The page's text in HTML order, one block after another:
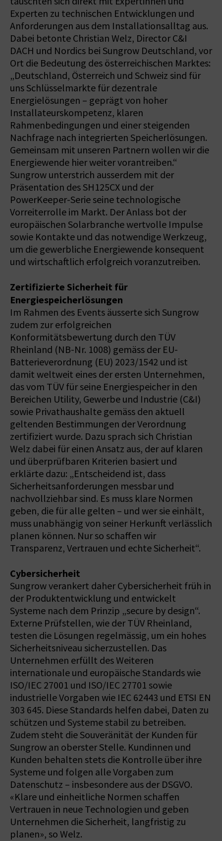
Experten zu technischen Entwicklungen und
Anforderungen aus dem Installationsalltag aus.
Dabei betonte Christian Welz, Director C&I
DACH und Nordics bei Sungrow Deutschland, vor
Ort die Bedeutung des österreichischen Marktes:
„Deutschland, Österreich und Schweiz sind für
uns Schlüsselmarkte für dezentrale
Energielösungen – geprägt von hoher
Installateurskompetenz, klaren
Rahmenbedingungen und einer steigenden
Nachfrage nach integrierten Speicherlösungen.
Gemeinsam mit unseren Partnern wollen wir die
Energiewende hier weiter vorantreiben.“
Sungrow unterstrich ausserdem mit der
Präsentation des SH125CX und der
PowerKeeper-Serie seine technologische
Vorreiterrolle im Markt. Der Anlass bot der
europäischen Solarbranche wertvolle Impulse
sowie Kontakte und das notwendige Werkzeug,
um die gewerbliche Energiewende konsequent
und wirtschaftlich erfolgreich voranzutreiben.
Zertifizierte Sicherheit für
Energiespeicherlösungen
Im Rahmen des Events äusserte sich Sungrow
zudem zur erfolgreichen
Konformitätsbewertung durch den TÜV
Rheinland (NB-Nr. 1008) gemäss der EU-
Batterieverordnung (EU) 2023/1542 und ist
damit weltweit eines der ersten Unternehmen,
das vom TÜV für seine Energiespeicher in den
Bereichen Utility, Gewerbe und Industrie (C&I)
sowie Privathaushalte gemäss den aktuell
geltenden Bestimmungen der Verordnung
zertifiziert wurde. Dazu sprach sich Christian
Welz dabei für einen Ansatz aus, der auf klaren
und überprüfbaren Kriterien basiert und
erklärte dazu: „Entscheidend ist, dass
Sicherheitsanforderungen messbar und
nachvollziehbar sind. Es muss klare Normen
geben, die für alle gelten – und wer sie einhält,
muss unabhängig von seiner Herkunft verlässlich
planen können. Nur so schaffen wir
Transparenz, Vertrauen und echte Sicherheit“.
Cybersicherheit
Sungrow verankert daher Cybersicherheit früh in
der Produktentwicklung und entwickelt
Systeme nach dem Prinzip „secure by design“.
Externe Prüfstellen, wie der TÜV Rheinland,
testen die Lösungen regelmässig, um ein hohes
Sicherheitsniveau sicherzustellen. Das
Unternehmen erfüllt des Weiteren
internationale und europäische Standards wie
ISO/IEC 27001 und ISO/IEC 27701 sowie
industrielle Vorgaben wie IEC 62443 und ETSI EN
303 645. Diese Standards helfen dabei, Daten zu
schützen und Systeme stabil zu betreiben.
Zudem steht die Souveränität der Kunden für
Sungrow an oberster Stelle. Kundinnen und
Kunden behalten stets die Kontrolle über ihre
Systeme und folgen alle Vorgaben zum
Datenschutz – insbesondere aus der DSGVO.
«Klare und einheitliche Normen schaffen
Vertrauen in neue Technologien und geben
Unternehmen die Sicherheit, langfristig zu
planen», so Welz.